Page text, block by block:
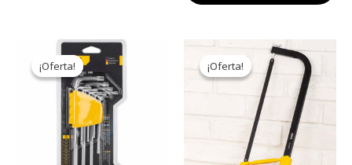
¡Oferta!
¡Oferta!
Original
price
was:
17.190ARS.
¡Oferta!
¡Oferta!
Original
price
was:
24.017ARS.
price
is: